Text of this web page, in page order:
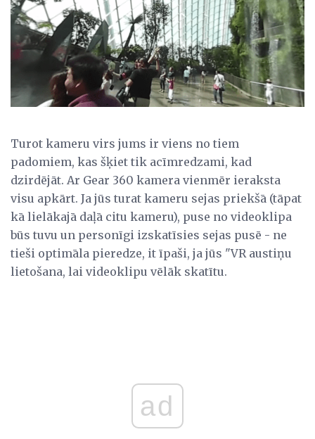
Turot kameru virs jums ir viens no tiem
padomiem, kas šķiet tik acīmredzami, kad
dzirdējāt. Ar Gear 360 kamera vienmēr ieraksta
visu apkārt. Ja jūs turat kameru sejas priekšā (tāpat
kā lielākajā daļā citu kameru), puse no videoklipa
būs tuvu un personīgi izskatīsies sejas pusē - ne
tieši optimāla pieredze, it īpaši, ja jūs "VR austiņu
lietošana, lai videoklipu vēlāk skatītu.
ad